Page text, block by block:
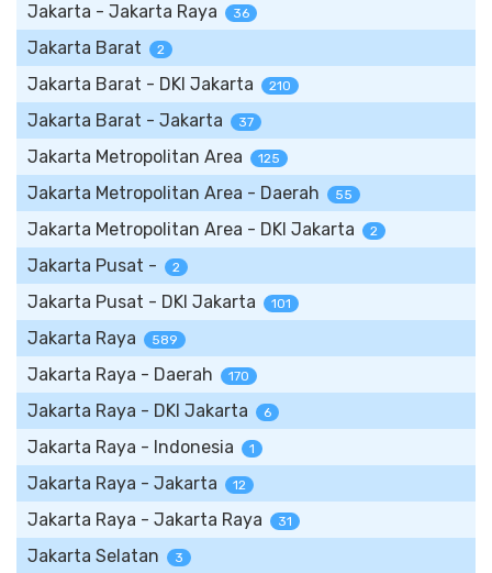
Jakarta - Jakarta Raya 36
Jakarta Barat 2
Jakarta Barat - DKI Jakarta 210
Jakarta Barat - Jakarta 37
Jakarta Metropolitan Area 125
Jakarta Metropolitan Area - Daerah 55
Jakarta Metropolitan Area - DKI Jakarta 2
Jakarta Pusat - 2
Jakarta Pusat - DKI Jakarta 101
Jakarta Raya 589
Jakarta Raya - Daerah 170
Jakarta Raya - DKI Jakarta 6
Jakarta Raya - Indonesia 1
Jakarta Raya - Jakarta 12
Jakarta Raya - Jakarta Raya 31
Jakarta Selatan 3